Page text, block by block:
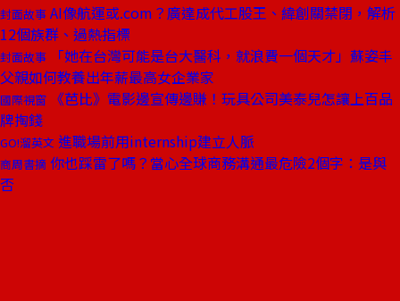
封面故事 AI像航運或.com？廣達成代工股王、緯創關禁閉，解析
12個族群、過熱指標
封面故事
「她在台灣可能是台大醫科，就浪費一個天才」蘇姿丰
父親如何教養出年薪最高女企業家
國際視窗
《芭比》電影邊宣傳邊賺！玩具公司美泰兒怎讓上百品
牌掏錢
GO!溜英文 進職場前用internship建立人脈
商周書摘 你也踩雷了嗎？當心全球商務溝通最危險2個字：是與
否